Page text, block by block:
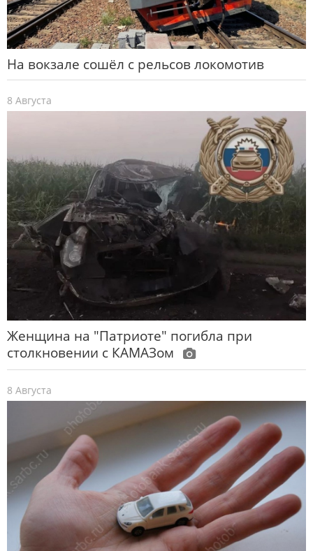
На вокзале сошёл с рельсов локомотив
8 Августа
Женщина на "Патриоте" погибла при
столкновении с КАМАЗом
8 Августа